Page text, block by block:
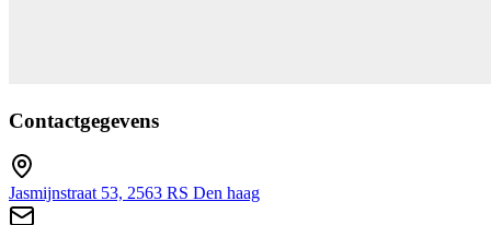
Contactgegevens
Jasmijnstraat 53, 2563 RS Den haag